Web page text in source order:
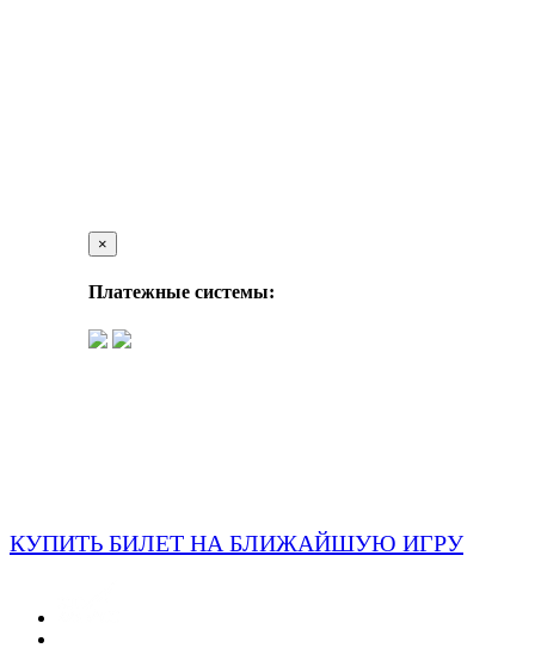
×
Платежные системы:
КУПИТЬ БИЛЕТ НА БЛИЖАЙШУЮ ИГРУ